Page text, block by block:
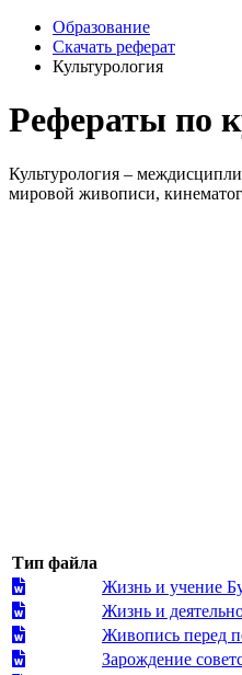
Образование
Скачать реферат
Культурология
Рефераты по
Культурология –
мировой живописи,
Тип файла
Жизнь и учение
Жизнь и
Живопись перед
Зарождение